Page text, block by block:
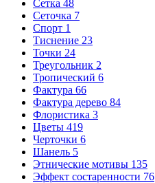
Сетка 48
Сеточка 7
Спорт 1
Тиснение 23
Точки 24
Треугольник 2
Тропический 6
Фактура 66
Фактура дерево 84
Флористика 3
Цветы 419
Черточки 6
Шанель 5
Этнические мотивы 135
Эффект состаренности 76